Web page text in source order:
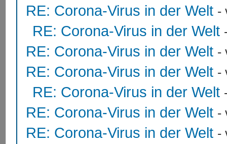
RE: Corona-Virus in der Welt -
RE: Corona-Virus in der Welt
RE: Corona-Virus in der Welt -
RE: Corona-Virus in der Welt -
RE: Corona-Virus in der Welt
RE: Corona-Virus in der Welt -
RE: Corona-Virus in der Welt -